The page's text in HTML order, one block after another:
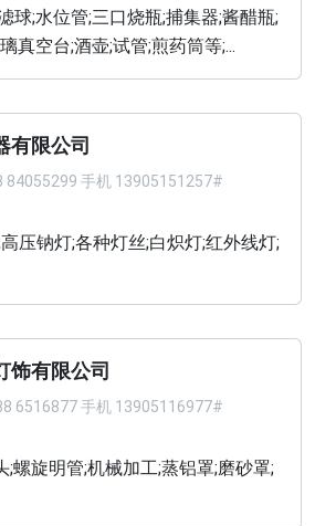
球;水位管;三口烧瓶;捕集器;酱醋瓶;
真空台;酒壶;试管;煎药筒等;...
有限公司
84055299 手机 13905151257#
压钠灯;各种灯丝;白炽灯;红外线灯;
饰有限公司
6516877 手机 13905116977#
;螺旋明管;机械加工;蒸铝罩;磨砂罩;